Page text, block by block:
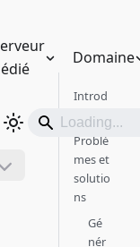
Domaine
Introd
uction
Problè
mes et
solutio
ns
Gé
nér